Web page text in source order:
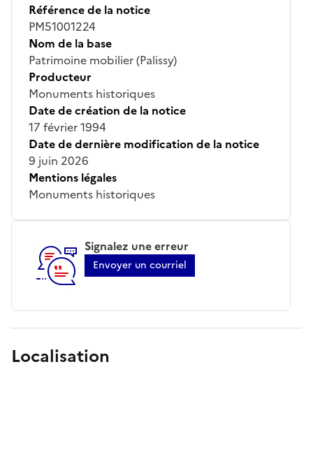
Référence de la notice
PM51001224
Nom de la base
Patrimoine mobilier (Palissy)
Producteur
Monuments historiques
Date de création de la notice
17 février 1994
Date de dernière modification de la notice
9 juin 2026
Mentions légales
Monuments historiques
Signalez une erreur
Envoyer un courriel
Localisation